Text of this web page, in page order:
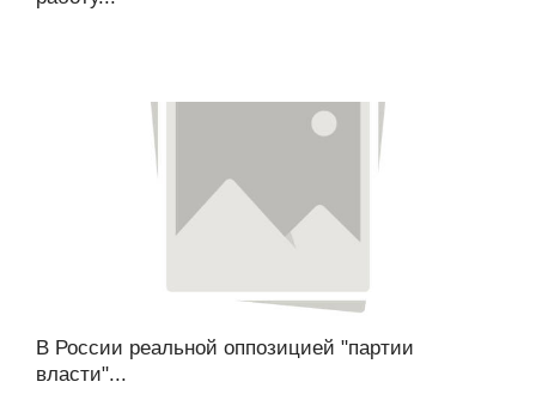
В России реальной оппозицией "партии
власти"...